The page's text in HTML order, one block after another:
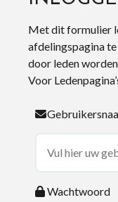
Met dit formulier
afdelingspagina
door leden
Voor
Wachtwoord